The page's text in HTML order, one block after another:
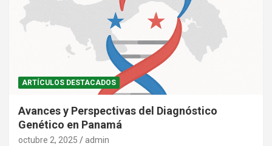
ARTÍCULOS DESTACADOS
Avances y Perspectivas del Diagnóstico
Genético en Panamá
octubre 2, 2025 admin